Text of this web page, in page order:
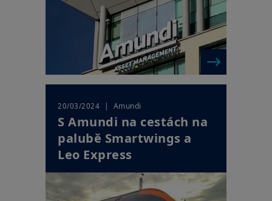
20/03/2024 | Amundi
S Amundi na cestách na
palubě Smartwings a
Leo Express